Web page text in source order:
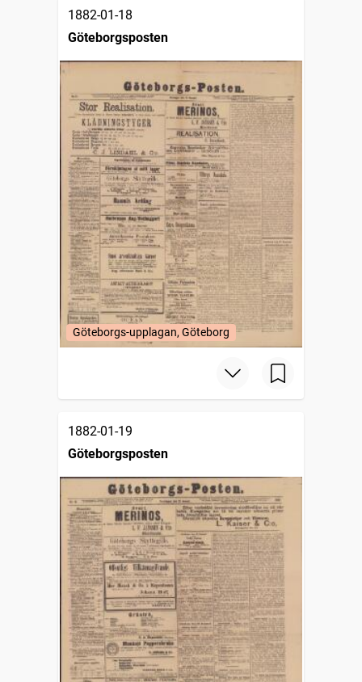
1882-01-18
Göteborgsposten
Göteborgs-upplagan, Göteborg
1882-01-19
Göteborgsposten